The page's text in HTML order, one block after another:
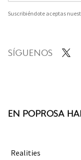
Suscribiéndote aceptas
SÍGUENOS
EN POPROSA
Realities